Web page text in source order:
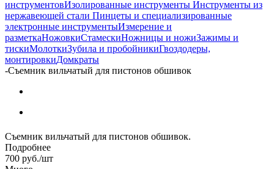
инструментовИзолированные инструменты Инструменты из
нержавеющей стали Пинцеты и специализированные
электронные инструментыИзмерение и
разметкаНожовкиСтамескиНожницы и ножиЗажимы и
тискиМолоткиЗубила и пробойникиГвоздодеры,
монтировкиДомкраты
-Съемник вильчатый для пистонов обшивок
Съемник вильчатый для пистонов обшивок.
Подробнее
700 руб./шт